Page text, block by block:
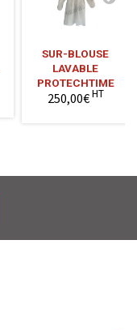
SUR-BLOUSE
LAVABLE
PROTECHTIME
250,00€HT